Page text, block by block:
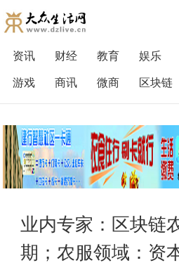
资讯 财经 教育 娱乐
游戏
商讯 微商 区块链
业内专家：区块链
期；农服领域：资